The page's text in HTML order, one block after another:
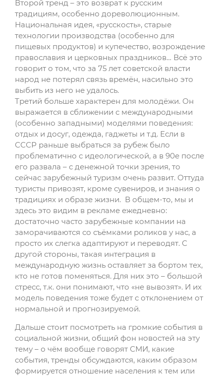
Второй тренд – это возврат к русским
традициям, особенно дореволюционным.
Национальная идея, «русскость», старые
технологии производства (особенно для
пищевых продуктов) и купечество, возрождение
православия и церковных праздников… Всё это
говорит о том, что за 75 лет советской власти
народ не потерял связь времён, насильно это
выбить из него не удалось.
Третий больше характерен для молодёжи. Он
выражается в сближении с международными
(особенно западными) моделями поведения:
отдых и досуг, одежда, гаджеты и т.д. Если в
СССР раньше выбраться за рубеж было
проблематично с идеологической, а в 90е после
его развала – с денежной точки зрения, то
сейчас зарубежный туризм очень развит. Оттуда
туристы привозят, кроме сувениров, и знания о
традициях и образе жизни. В общем-то, мы и
здесь это видим в рекламе ежедневно:
достаточно часто зарубежные компании на
заморачиваются со съёмками роликов у нас, а
просто их слегка адаптируют и переводят. С
другой стороны, такая интеграция в
международную жизнь оставляет за бортом тех,
кто не готов поменяться. Для них это – большой
стресс, т.к. они понимают, что «не вывозят». И их
модель поведения тоже будет с отклонением от
нормальной и прогнозируемой.
Дальше стоит посмотреть на громкие события в
социальной жизни, общий фон новостей на эту
тему – о чём вообще говорят СМИ, какие
события, тренды обсуждаются, каким образом
формируется отношение населения к тем или